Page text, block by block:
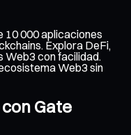
10 000 aplicaciones
Explora DeFi,
Web3 con facilidad.
Web3 sin
Gate